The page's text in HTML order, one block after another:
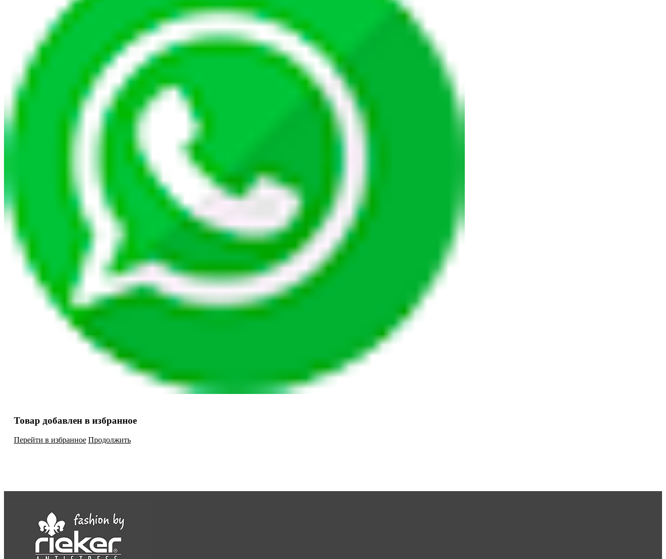
Товар добавлен в избранное
Перейти в избранное Продолжить